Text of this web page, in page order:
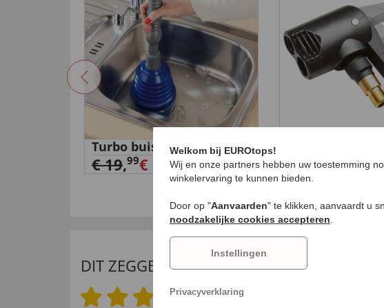
Turbo buisvrij set
€ 19,99€ 8, 99 € 5,99
DIT ZEGGEN ONZE KLANTEN
4.6 van 5 sterren
Welkom bij EUROtops!
Wij en onze partners hebben uw toestemming
winkelervaring te kunnen bieden.
Door op "Aanvaarden" te klikken, aanvaardt u
noodzakelijke cookies accepteren
Instellingen
Privacyverklaring